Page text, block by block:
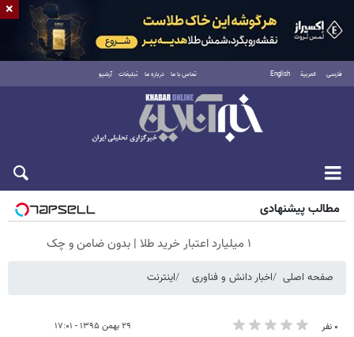
فارسی العربية English تماس با ما درباره ما تبلیغات آرشیو
جمعه ۱۶ مرداد ۱۴۰۵
مطالب پیشنهادی
۱ میلیارد اعتبار خرید طلا | بدون ضامن و چک
صفحه اصلی اخبار دانش و فناوری اینترنت
۰ نفر ۲۹ بهمن ۱۳۹۵ - ۱۷:۰۱
×